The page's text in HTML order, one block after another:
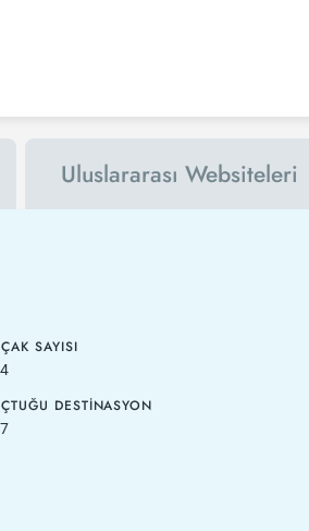
Uluslararası Websiteleri
SAYISI
DESTINASYON